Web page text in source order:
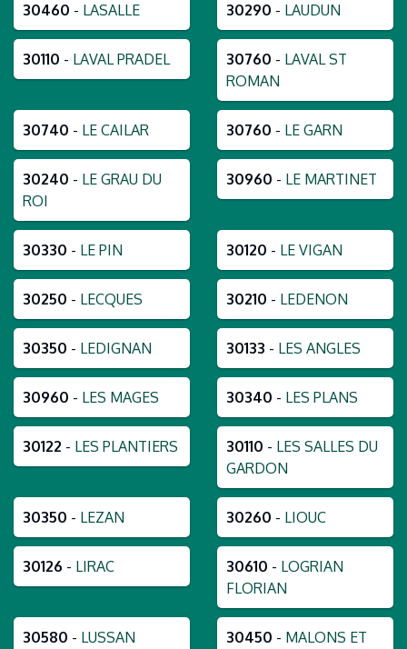
30460 - LASALLE 30290 - LAUDUN
30110 - LAVAL PRADEL 30760 - LAVAL ST
ROMAN
30740 - LE CAILAR 30760 - LE GARN
30240 - LE GRAU DU
ROI
30960 - LE MARTINET
30330 - LE PIN 30120 - LE VIGAN
30250 - LECQUES 30210 - LEDENON
30350 - LEDIGNAN 30133 - LES ANGLES
30960 - LES MAGES 30340 - LES PLANS
30122 - LES PLANTIERS 30110 - LES SALLES DU
GARDON
30350 - LEZAN 30260 - LIOUC
30126 - LIRAC 30610 - LOGRIAN
FLORIAN
30580 - LUSSAN 30450 - MALONS ET